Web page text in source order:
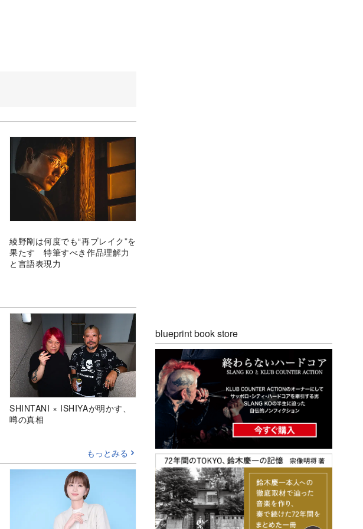
綾野剛は何度でも“再ブレイク”を
果たす 特筆すべき作品理解力
と言語表現力
SHINTANI × ISHIYAが明かす、
噂の真相
もっとみる
blueprint book store